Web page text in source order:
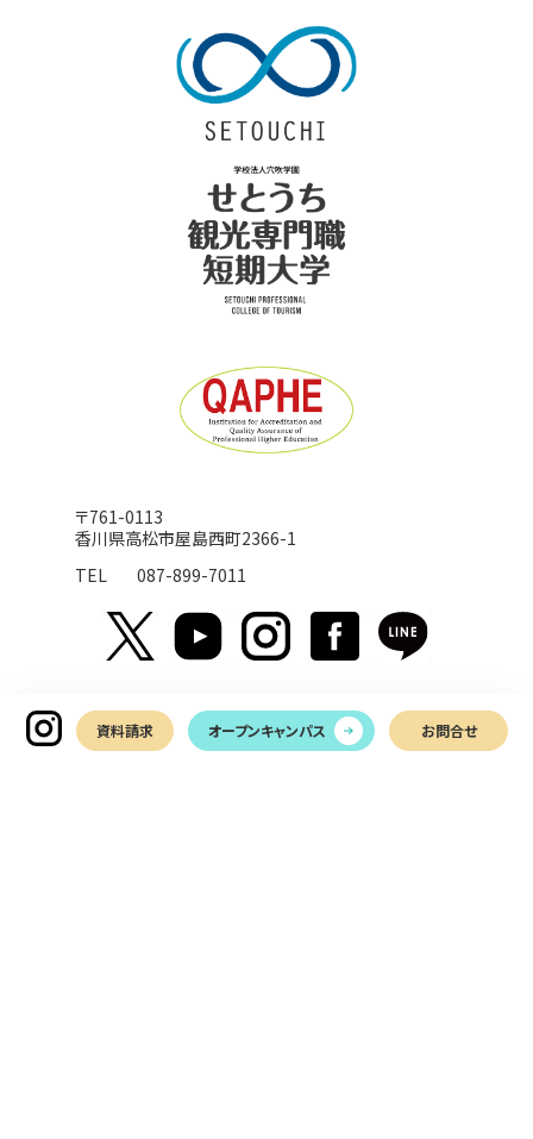
資料請求 オープンキャンパス お問合せ
〒761-0113
香川県高松市屋島西町2366-1
TEL
087-899-7011
お問い合わせ